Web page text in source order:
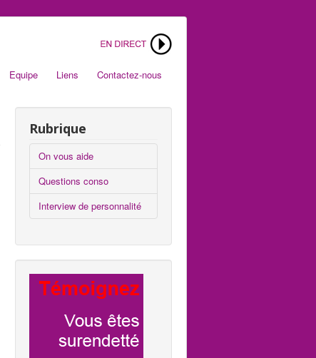
Equipe Liens Contactez-nous
Rubrique
On vous aide
Questions conso
Interview de personnalité